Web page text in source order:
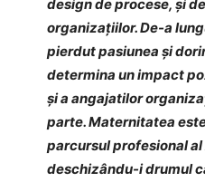
design de procese, și
organizațiilor. De-a
pierdut pasiunea și
determina un impact
și a angajatilor
parte. Maternitatea
parcursul profesional
deschizându-i drumul